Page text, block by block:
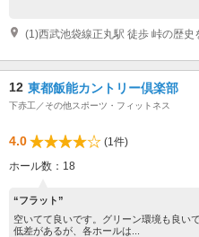
12 東都飯能カントリー倶楽部
下赤工／その他スポーツ・フィットネス
4.0
(1件)
ホール数：18
“フラット”
空いてて良いです。グリーン環境も良い
低差があるが、各ホールは...